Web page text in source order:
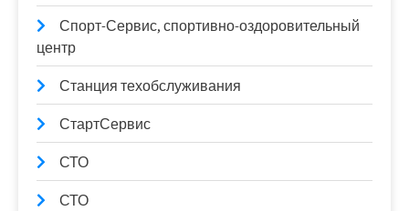
Спорт-Сервис, спортивно-оздоровительный
центр
Станция техобслуживания
СтартСервис
СТО
СТО